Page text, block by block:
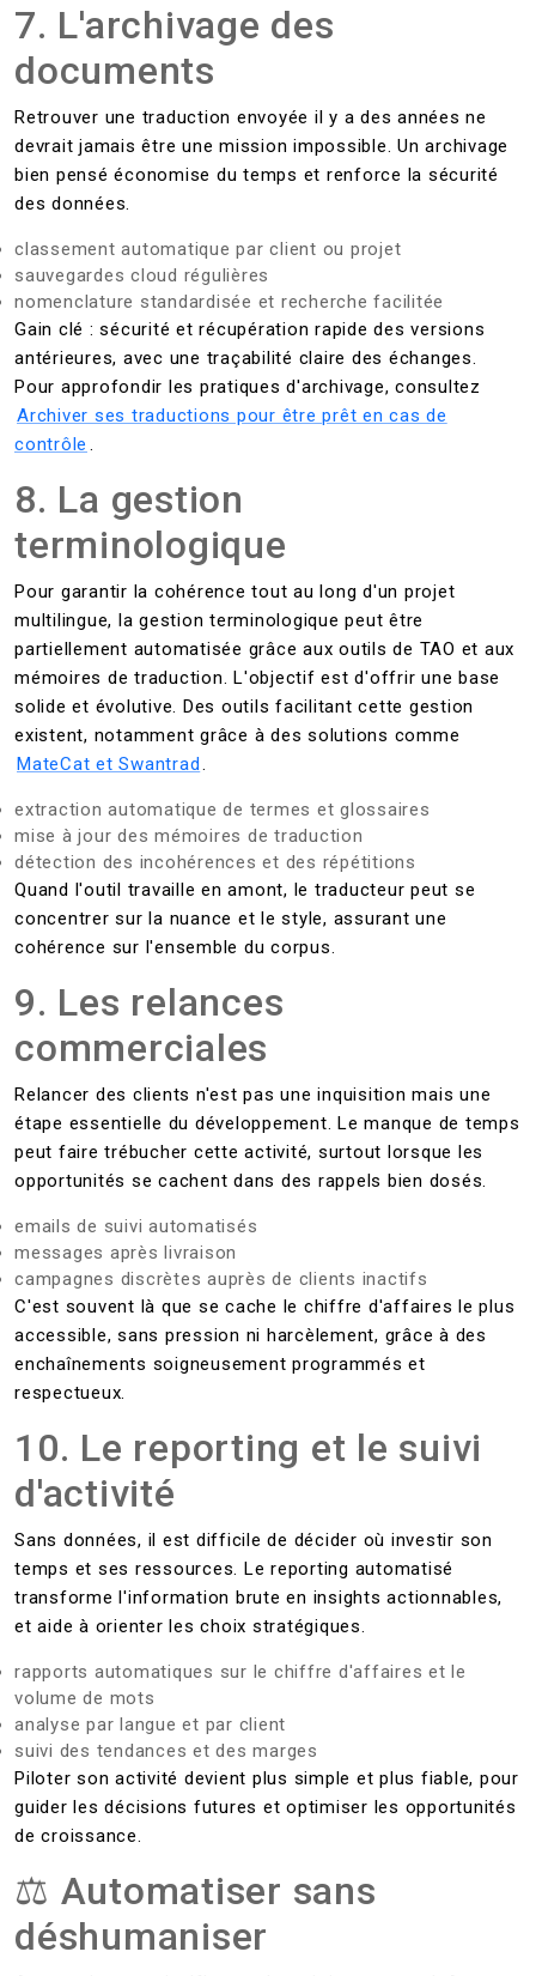
7. L'archivage des
documents
Retrouver une traduction envoyée il y a des années ne
devrait jamais être une mission impossible. Un archivage
bien pensé économise du temps et renforce la sécurité
des données.
classement automatique par client ou projet
sauvegardes cloud régulières
nomenclature standardisée et recherche facilitée
Gain clé : sécurité et récupération rapide des versions
antérieures, avec une traçabilité claire des échanges.
Pour approfondir les pratiques d'archivage, consultez
Archiver ses traductions pour être prêt en cas de
contrôle .
8. La gestion
terminologique
Pour garantir la cohérence tout au long d'un projet
multilingue, la gestion terminologique peut être
partiellement automatisée grâce aux outils de TAO et aux
mémoires de traduction. L'objectif est d'offrir une base
solide et évolutive. Des outils facilitant cette gestion
existent, notamment grâce à des solutions comme
MateCat et Swantrad.
extraction automatique de termes et glossaires
mise à jour des mémoires de traduction
détection des incohérences et des répétitions
Quand l'outil travaille en amont, le traducteur peut se
concentrer sur la nuance et le style, assurant une
cohérence sur l'ensemble du corpus.
9. Les relances
commerciales
Relancer des clients n'est pas une inquisition mais une
étape essentielle du développement. Le manque de temps
peut faire trébucher cette activité, surtout lorsque les
opportunités se cachent dans des rappels bien dosés.
emails de suivi automatisés
messages après livraison
campagnes discrètes auprès de clients inactifs
C'est souvent là que se cache le chiffre d'affaires le plus
accessible, sans pression ni harcèlement, grâce à des
enchaînements soigneusement programmés et
respectueux.
10. Le reporting et le suivi
d'activité
Sans données, il est difficile de décider où investir son
temps et ses ressources. Le reporting automatisé
transforme l'information brute en insights actionnables,
et aide à orienter les choix stratégiques.
rapports automatiques sur le chiffre d'affaires et le
volume de mots
analyse par langue et par client
suivi des tendances et des marges
Piloter son activité devient plus simple et plus fiable, pour
guider les décisions futures et optimiser les opportunités
de croissance.
⚖ Automatiser sans
déshumaniser